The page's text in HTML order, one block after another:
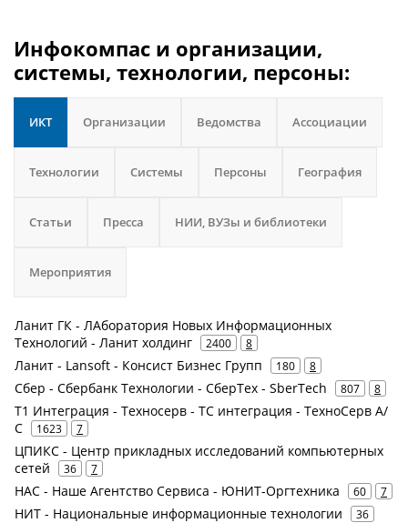
Инфокомпас и организации,
системы, технологии, персоны:
ИКТ Организации Ведомства Ассоциации
Технологии Системы Персоны География
Статьи Пресса НИИ, ВУЗы и библиотеки
Мероприятия
Ланит ГК - ЛАборатория Новых Информационных
Технологий - Ланит холдинг
2400 8
Ланит - Lansoft - Консист Бизнес Групп 180 8
Сбер - Сбербанк Технологии - СберТех - SberTech 807 8
Т1 Интеграция - Техносерв - ТС интеграция - ТехноСерв А/
С
1623 7
ЦПИКС - Центр прикладных исследований компьютерных
сетей
36 7
НАС - Наше Агентство Сервиса - ЮНИТ-Оргтехника 60 7
НИТ - Национальные информационные технологии
36